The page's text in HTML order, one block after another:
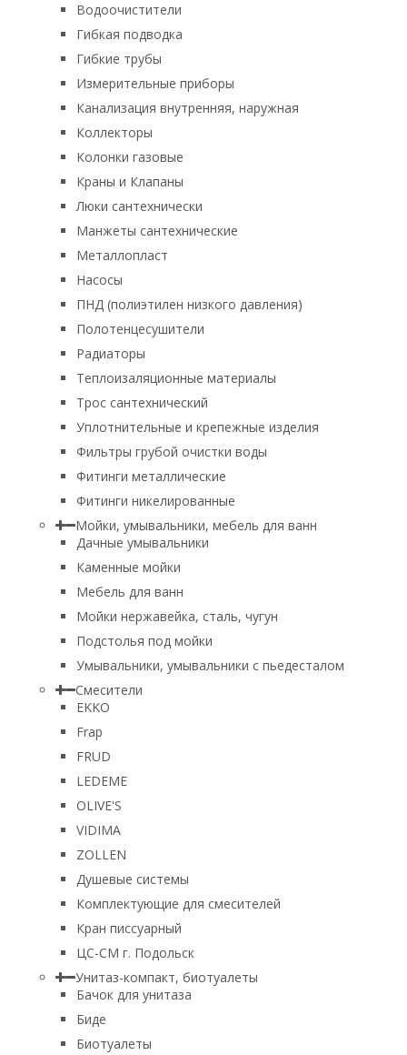
Водоочистители
Гибкая подводка
Гибкие трубы
Измерительные приборы
Канализация внутренняя, наружная
Коллекторы
Колонки газовые
Краны и Клапаны
Люки сантехнически
Манжеты сантехнические
Металлопласт
Насосы
ПНД (полиэтилен низкого давления)
Полотенцесушители
Радиаторы
Теплоизаляционные материалы
Трос сантехнический
Уплотнительные и крепежные изделия
Фильтры грубой очистки воды
Фитинги металлические
Фитинги никелированные
Мойки, умывальники, мебель для ванн
Дачные умывальники
Каменные мойки
Мебель для ванн
Мойки нержавейка, сталь, чугун
Подстолья под мойки
Умывальники, умывальники с пьедесталом
Смесители
EKKO
Frap
FRUD
LEDEME
OLIVE'S
VIDIMA
ZOLLEN
Душевые системы
Комплектующие для смесителей
Кран писсуарный
ЦС-СМ г. Подольск
Унитаз-компакт, биотуалеты
Бачок для унитаза
Биде
Биотуалеты